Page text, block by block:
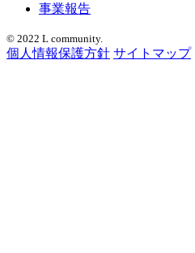
事業報告
© 2022 L community.
個人情報保護方針 サイトマップ